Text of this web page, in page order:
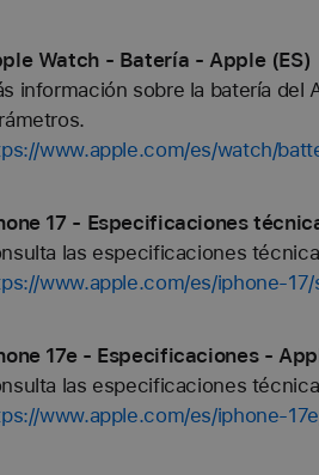
Watch - Batería - Apple (ES)
información sobre la batería del
www.apple.com/es/watch/
17 - Especificaciones
las especificaciones
www.apple.com/es/iphone-
17e - Especificaciones -
las especificaciones
www.apple.com/es/iphone-